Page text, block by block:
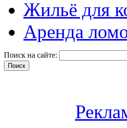
Жильё для
Аренда
Поиск на сайте: